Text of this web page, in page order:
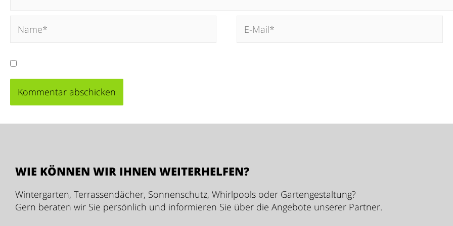
WIE KÖNNEN WIR IHNEN WEITERHELFEN?
Wintergarten, Terrassendächer, Sonnenschutz, Whirlpools oder Gartengestaltung?
Gern beraten wir Sie persönlich und informieren Sie über die Angebote unserer Partner.